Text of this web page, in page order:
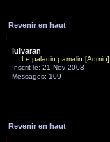
Revenir en haut
lulvaran
Le paladin pamalin [Admin]
Inscrit le: 21 Nov 2003
Messages: 109
Revenir en haut